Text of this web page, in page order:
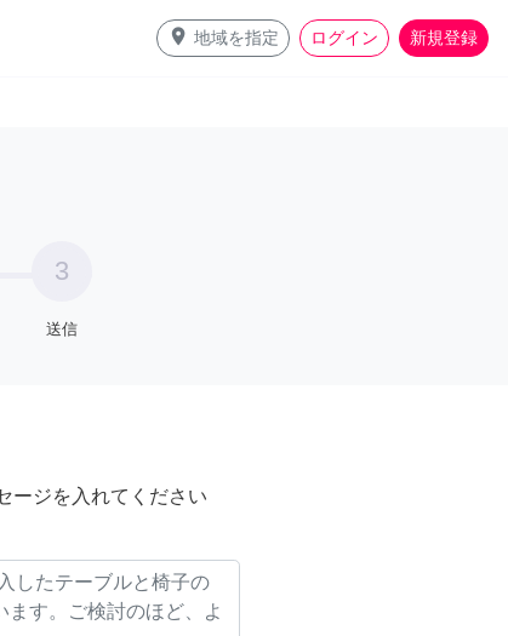
place 地域を指定 ログイン 新規登録
3
送信
ージを入れてください